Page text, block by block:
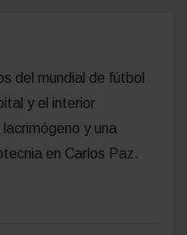
del mundial de fútbol
y el interior
y una
en Carlos Paz.